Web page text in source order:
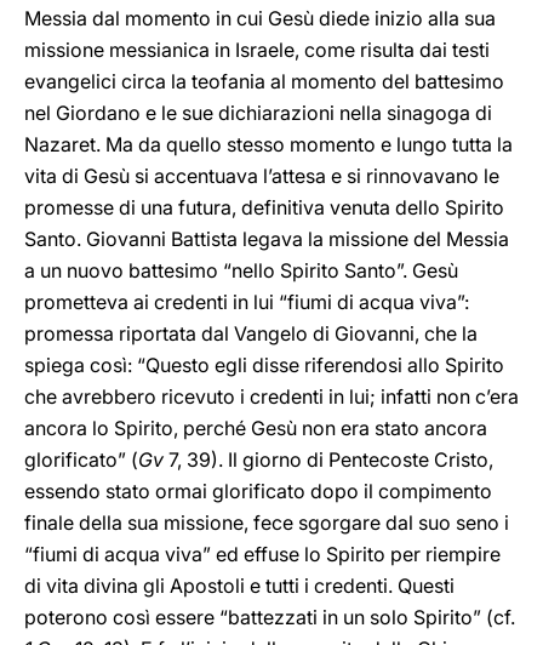
Messia dal momento in cui Gesù diede inizio alla sua
missione messianica in Israele, come risulta dai testi
evangelici circa la teofania al momento del battesimo
nel Giordano e le sue dichiarazioni nella sinagoga di
Nazaret. Ma da quello stesso momento e lungo tutta la
vita di Gesù si accentuava l’attesa e si rinnovavano le
promesse di una futura, definitiva venuta dello Spirito
Santo. Giovanni Battista legava la missione del Messia
a un nuovo battesimo “nello Spirito Santo”. Gesù
prometteva ai credenti in lui “fiumi di acqua viva”:
promessa riportata dal Vangelo di Giovanni, che la
spiega così: “Questo egli disse riferendosi allo Spirito
che avrebbero ricevuto i credenti in lui; infatti non c’era
ancora lo Spirito, perché Gesù non era stato ancora
glorificato” (Gv 7, 39). Il giorno di Pentecoste Cristo,
essendo stato ormai glorificato dopo il compimento
finale della sua missione, fece sgorgare dal suo seno i
“fiumi di acqua viva” ed effuse lo Spirito per riempire
di vita divina gli Apostoli e tutti i credenti. Questi
poterono così essere “battezzati in un solo Spirito” (cf.